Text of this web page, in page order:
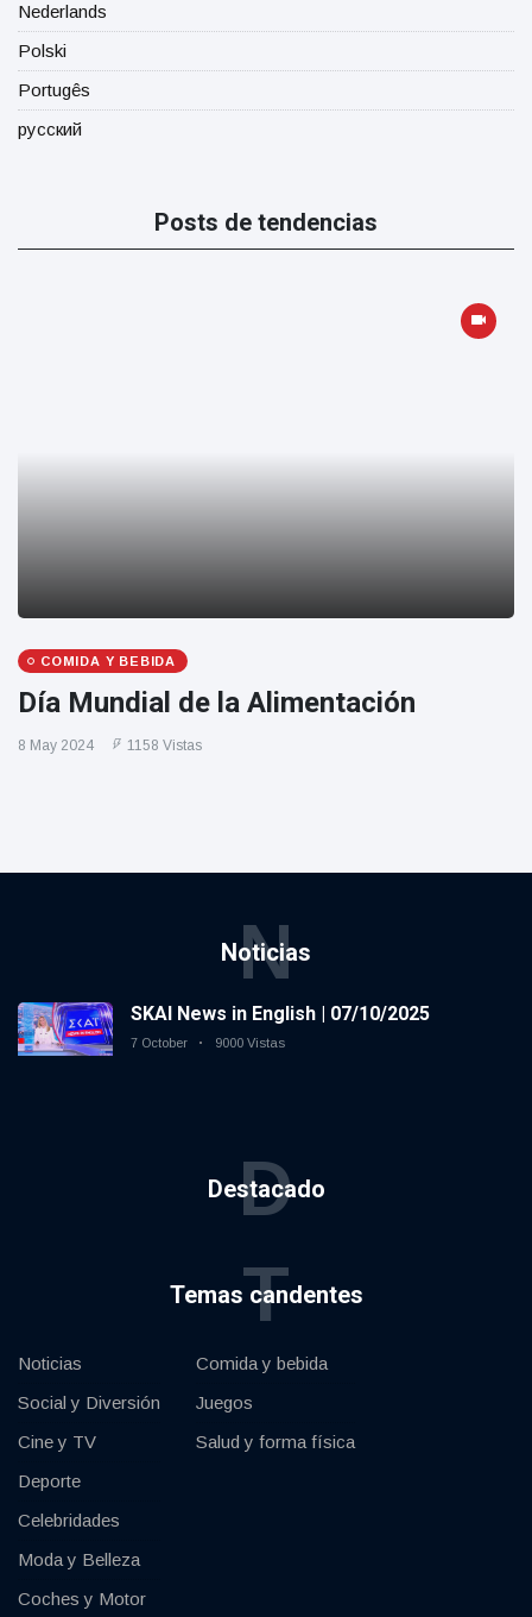
Nederlands
Polski
Portugês
русский
Posts de tendencias
COMIDA Y BEBIDA
Día Mundial de la Alimentación
8 May 2024 1158 Vistas
Noticias
N
SKAI News in English | 07/10/2025
7 October 9000 Vistas
Destacado
D
Temas candentes
T
Noticias
Social y Diversión
Cine y TV
Deporte
Celebridades
Moda y Belleza
Coches y Motor
Comida y bebida
Juegos
Salud y forma física